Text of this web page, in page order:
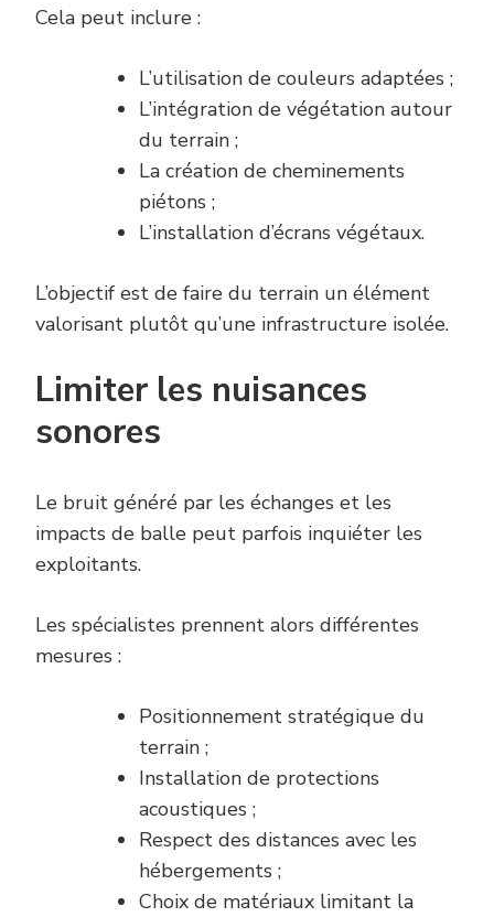
Cela peut inclure :
L’utilisation de couleurs adaptées ;
L’intégration de végétation autour
du terrain ;
La création de cheminements
piétons ;
L’installation d’écrans végétaux.
L’objectif est de faire du terrain un élément
valorisant plutôt qu’une infrastructure isolée.
Limiter les nuisances
sonores
Le bruit généré par les échanges et les
impacts de balle peut parfois inquiéter les
exploitants.
Les spécialistes prennent alors différentes
mesures :
Positionnement stratégique du
terrain ;
Installation de protections
acoustiques ;
Respect des distances avec les
hébergements ;
Choix de matériaux limitant la